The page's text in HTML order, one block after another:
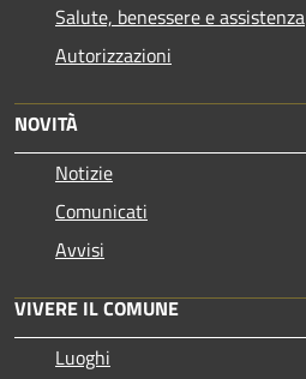
Salute, benessere e assistenza
Autorizzazioni
NOVITÀ
Notizie
Comunicati
Avvisi
VIVERE IL COMUNE
Luoghi